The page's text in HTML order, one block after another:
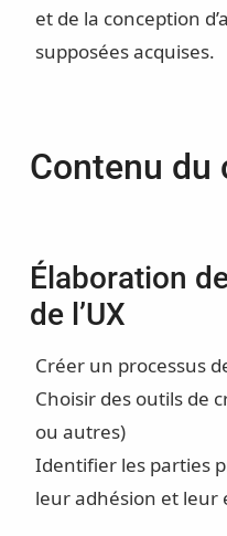
et de la conception
supposées acquises.
Contenu du
Élaboration
de l’UX
Créer un processus
Choisir des outils de
ou autres)
Identifier les parties
leur adhésion et leur